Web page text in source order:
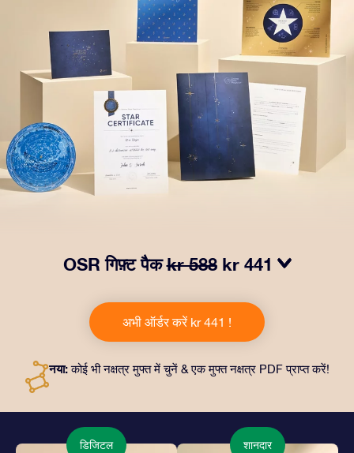
OSR गिफ़्ट पैकkr 588 kr 441
लिफ़ाफ़ा, आपकी पसंद से तैयार दस्तावेज़, साथ ही डिजिटल दस्तावेज़
और हमारे ऐप्स का मुफ़्त इस्तेमाल शामिल है। यह दोस्तों और प्रियजनों को
एक हमेशा बरक़रार रहने वाला उपहार पेश करने का जादुई तरीक़ा है।
अभी ऑर्डर करें kr 441 !
नया:कोई भी नक्षत्र मुफ्त में चुनें & एक मुफ्त नक्षत्र PDF प्राप्त करें!
डिजिटल शानदार